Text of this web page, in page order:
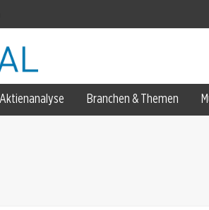
Aktienanalyse Branchen & Themen